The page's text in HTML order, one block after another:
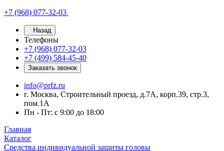
+7 (968) 077-32-03
Назад
Телефоны
+7 (968) 077-32-03
+7 (499) 584-45-40
Заказать звонок
info@prfz.ru
г. Москва, Строительный проезд, д.7А, корп.39, стр.3,
пом.1А
Пн - Пт: с 9:00 до 18:00
Главная
Каталог
Средства индивидуальной защиты головы